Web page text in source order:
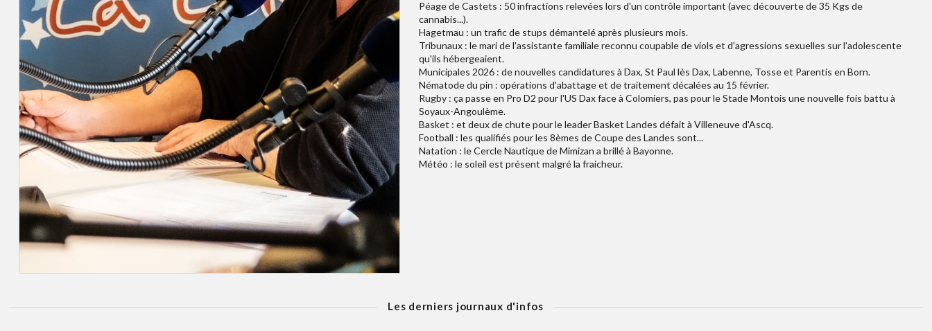
Péage de Castets : 50 infractions relevées lors d'un contrôle important (avec découverte de 35 Kgs de
cannabis...).
Hagetmau : un trafic de stups démantelé après plusieurs mois.
Tribunaux : le mari de l'assistante familiale reconnu coupable de viols et d'agressions sexuelles sur l'adolescente
qu'ils hébergeaient.
Municipales 2026 : de nouvelles candidatures à Dax, St Paul lès Dax, Labenne, Tosse et Parentis en Born.
Nématode du pin : opérations d'abattage et de traitement décalées au 15 février.
Rugby : ça passe en Pro D2 pour l'US Dax face à Colomiers, pas pour le Stade Montois une nouvelle fois battu à
Soyaux-Angoulème.
Basket : et deux de chute pour le leader Basket Landes défait à Villeneuve d'Ascq.
Football : les qualifiés pour les 8èmes de Coupe des Landes sont...
Natation : le Cercle Nautique de Mimizan a brillé à Bayonne.
Météo : le soleil est présent malgré la fraicheur.
Les derniers journaux d'infos